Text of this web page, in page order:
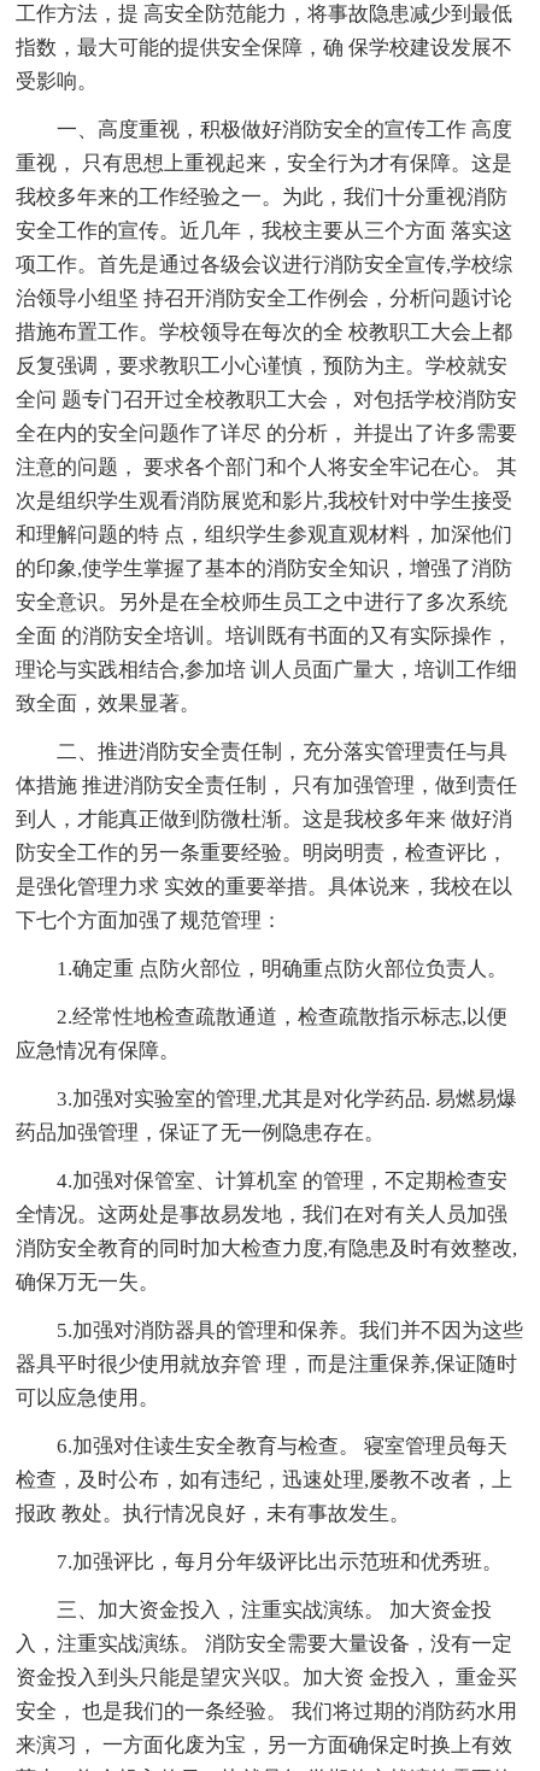
工作方法，提 高安全防范能力，将事故隐患减少到最低
指数，最大可能的提供安全保障，确 保学校建设发展不
受影响。
一、高度重视，积极做好消防安全的宣传工作 高度
重视， 只有思想上重视起来，安全行为才有保障。这是
我校多年来的工作经验之一。为此，我们十分重视消防
安全工作的宣传。近几年，我校主要从三个方面 落实这
项工作。首先是通过各级会议进行消防安全宣传,学校综
治领导小组坚 持召开消防安全工作例会，分析问题讨论
措施布置工作。学校领导在每次的全 校教职工大会上都
反复强调，要求教职工小心谨慎，预防为主。学校就安
全问 题专门召开过全校教职工大会， 对包括学校消防安
全在内的安全问题作了详尽 的分析， 并提出了许多需要
注意的问题， 要求各个部门和个人将安全牢记在心。 其
次是组织学生观看消防展览和影片,我校针对中学生接受
和理解问题的特 点，组织学生参观直观材料，加深他们
的印象,使学生掌握了基本的消防安全知识，增强了消防
安全意识。另外是在全校师生员工之中进行了多次系统
全面 的消防安全培训。培训既有书面的又有实际操作，
理论与实践相结合,参加培 训人员面广量大，培训工作细
致全面，效果显著。
二、推进消防安全责任制，充分落实管理责任与具
体措施 推进消防安全责任制， 只有加强管理，做到责任
到人，才能真正做到防微杜渐。这是我校多年来 做好消
防安全工作的另一条重要经验。明岗明责，检查评比，
是强化管理力求 实效的重要举措。具体说来，我校在以
下七个方面加强了规范管理：
1.确定重 点防火部位，明确重点防火部位负责人。
2.经常性地检查疏散通道，检查疏散指示标志,以便
应急情况有保障。
3.加强对实验室的管理,尤其是对化学药品. 易燃易爆
药品加强管理，保证了无一例隐患存在。
4.加强对保管室、计算机室 的管理，不定期检查安
全情况。这两处是事故易发地，我们在对有关人员加强
消防安全教育的同时加大检查力度,有隐患及时有效整改,
确保万无一失。
5.加强对消防器具的管理和保养。我们并不因为这些
器具平时很少使用就放弃管 理，而是注重保养,保证随时
可以应急使用。
6.加强对住读生安全教育与检查。 寝室管理员每天
检查，及时公布，如有违纪，迅速处理,屡教不改者，上
报政 教处。执行情况良好，未有事故发生。
7.加强评比，每月分年级评比出示范班和优秀班。
三、加大资金投入，注重实战演练。 加大资金投
入，注重实战演练。 消防安全需要大量设备，没有一定
资金投入到头只能是望灾兴叹。加大资 金投入， 重金买
安全， 也是我们的一条经验。 我们将过期的消防药水用
来演习， 一方面化废为宝，另一方面确保定时换上有效